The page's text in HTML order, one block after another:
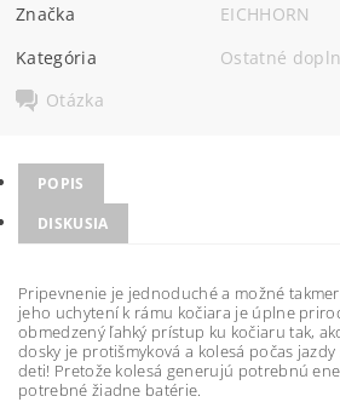
Značka
EICHHORN
Kategória
Ostatné
Otázka
POPIS
DISKUSIA
Pripevnenie je jednoduché a možné
jeho uchytení k rámu kočiara je úplne
obmedzený ľahký prístup ku kočiaru tak,
dosky je protišmyková a kolesá počas
deti! Pretože kolesá generujú potrebnú
potrebné žiadne batérie.